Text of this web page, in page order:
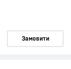
Замовити